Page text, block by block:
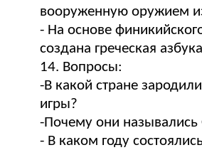
вооруженную оружием
- На основе
создана греческая
14. Вопросы:
-В какой стране
игры?
-Почему они
- В каком году